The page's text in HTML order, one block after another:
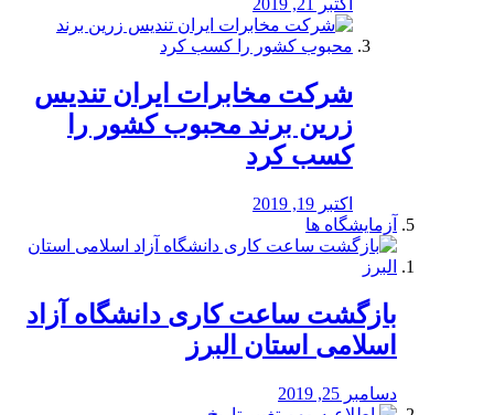
اکتبر 21, 2019
شرکت مخابرات ایران تندیس
زرین برند محبوب کشور را
کسب کرد
اکتبر 19, 2019
آزمایشگاه ها
بازگشت ساعت کاری دانشگاه آزاد
اسلامی استان البرز
دسامبر 25, 2019